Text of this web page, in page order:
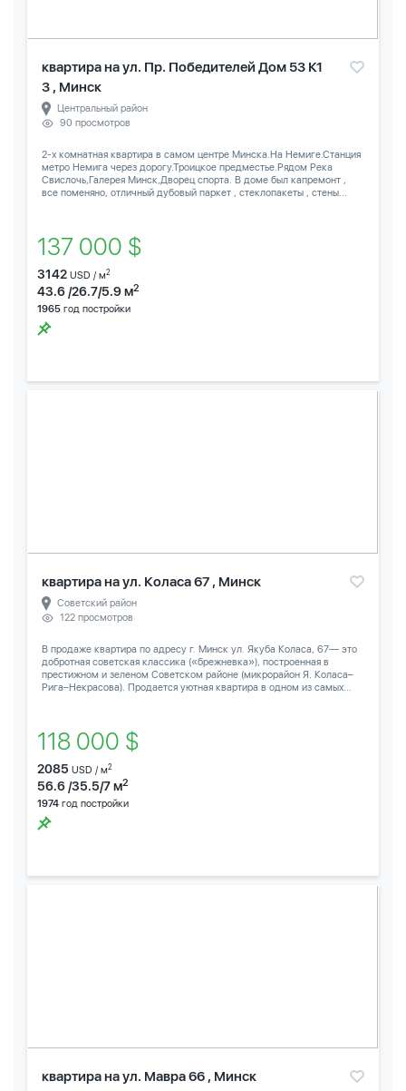
квартира на ул. Пр. Победителей Дом 53 К1
3 , Минск
Центральный район
90 просмотров
2-х комнатная квартира в самом центре Минска.На Немиге.Станция
метро Немига через дорогу.Троицкое предместье.Рядом Река
Свислочь,Галерея Минск,Дворец спорта. В доме был капремонт ,
все поменяно, отличный дубовый паркет , стеклопакеты , стены...
137 000 $
3142 USD / м2
43.6 /26.7/5.9 м2
1965 год постройки
квартира на ул. Коласа 67 , Минск
Советский район
122 просмотров
В продаже квартира по адресу г. Минск ул. Якуба Коласа, 67— это
добротная советская классика («брежневка»), построенная в
престижном и зеленом Советском районе (микрорайон Я. Коласа–
Рига–Некрасова). Продается уютная квартира в одном из самых...
118 000 $
2085 USD / м2
56.6 /35.5/7 м2
1974 год постройки
квартира на ул. Мавра 66 , Минск